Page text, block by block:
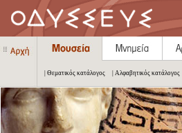
| Θεματικός κατάλογος | Αλφαβητικός κατάλογος